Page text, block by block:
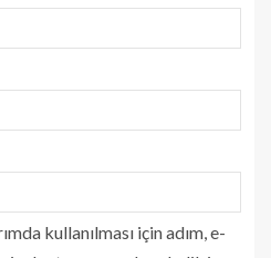
kullanılması için adım, e-